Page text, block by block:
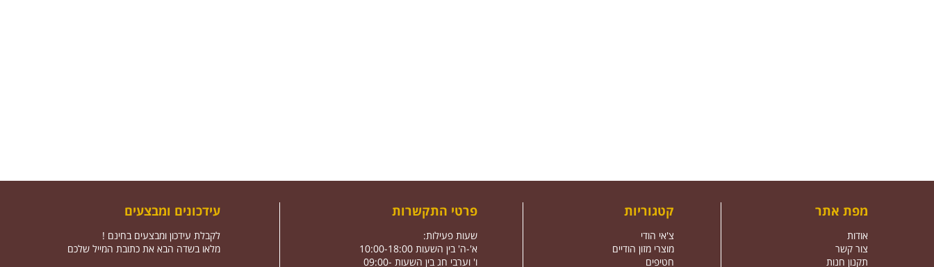
מפת אתר
אודות
צור קשר
תקנון חנות
קטגוריות
צ'אי הודי
מוצרי מזון הודיים
חטיפים
פרטי התקשרות
שעות פעילות:
א'-ה' בין השעות 10:00-18:00
ו' וערבי חג בין השעות 09:00-
עידכונים ומבצעים
לקבלת עידכון ומבצעים בחינם !
מלאו בשדה הבא את כתובת המייל שלכם